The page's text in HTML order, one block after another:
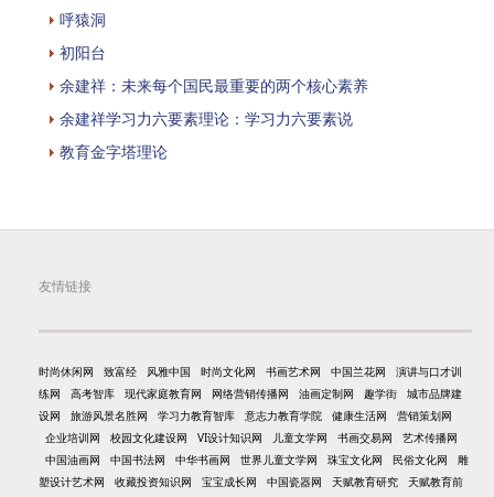
呼猿洞
初阳台
余建祥：未来每个国民最重要的两个核心素养
余建祥学习力六要素理论：学习力六要素说
教育金字塔理论
友情链接
时尚休闲网 致富经 风雅中国 时尚文化网 书画艺术网 中国兰花网
演讲与口才训
练网
高考智库 现代家庭教育网 网络营销传播网 油画定制网 趣学街
城市品牌建
设网
旅游风景名胜网 学习力教育智库 意志力教育学院 健康生活网
营销策划网
企业培训网
校园文化建设网 VI设计知识网 儿童文学网 书画交易网
艺术传播网
中国油画网
中国书法网 中华书画网 世界儿童文学网 珠宝文化网 民俗文化网
雕
塑设计艺术网
收藏投资知识网 宝宝成长网 中国瓷器网 天赋教育研究
天赋教育前